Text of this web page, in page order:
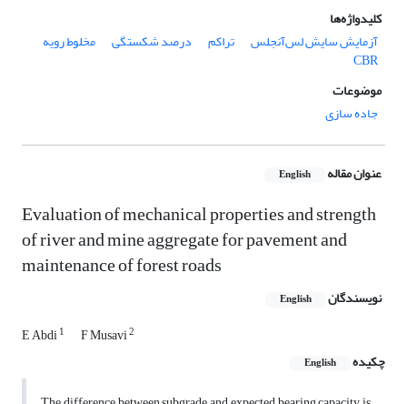
کلیدواژه‌ها
آزمایش سایش لس‌آنجلس
تراکم درصد شکستگی مخلوط رویه
CBR
موضوعات
جاده سازی
عنوان مقاله English
Evaluation of mechanical properties and strength
of river and mine aggregate for pavement and
maintenance of forest roads
نویسندگان English
E Abdi1 F Musavi2
چکیده English